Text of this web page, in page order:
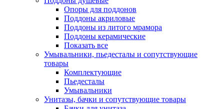
Опоры для поддонов
Поддоны акриловые
Поддоны из литого мрамора
Поддоны керамические
Показать все
Умывальники, пьедесталы и сопутствующие
товары
Комплектующие
Пьедесталы
Умывальники
Унитазы, бачки и сопутствующие товары